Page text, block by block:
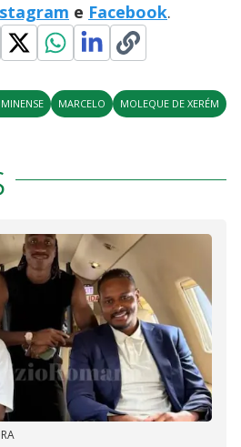
e Facebook.
MARCELO MOLEQUE DE XERÉM